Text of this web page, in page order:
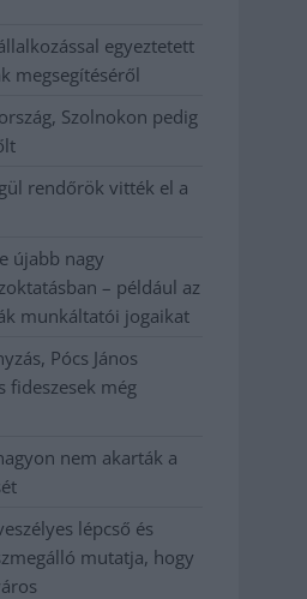
egyeztetett
megsegítéséről
Szolnokon pedig
rendőrök vitték el a
újabb nagy
– például az
munkáltatói jogaikat
Pócs János
fideszesek még
nem akarták a
lépcső és
mutatja, hogy